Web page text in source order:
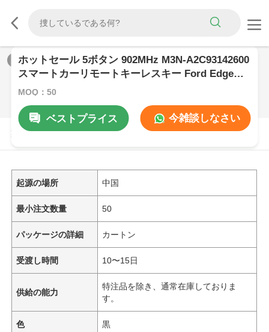
/0
ホットセール 5ボタン 902MHz M3N-A2C93142600
スマートカーリモートキーレスキー Ford Edge
Fusion Explorer Expedition 車部品用
MOQ：50
ベストプライス
今雑談しなさい
製品の説明
起源の場所 中国
最小注文数量 50
パッケージの詳細 カートン
受渡し時間 10〜15日
供給の能力
特注品を除き、通常在庫しておりま
す。
色 黒